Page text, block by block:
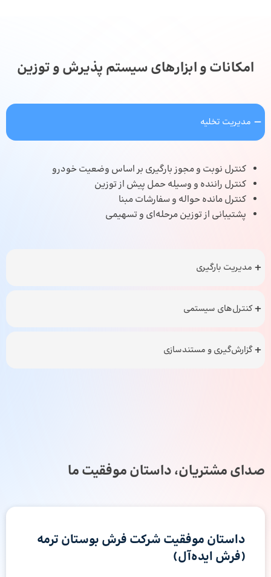
امکانات و ابزارهای سیستم پذیرش و توزین
مدیریت تخلیه
کنترل نوبت و مجوز بارگیری بر اساس وضعیت خودرو
کنترل راننده و وسیله حمل پیش از توزین
کنترل مانده حواله و سفارشات مبنا
پشتیبانی از توزین مرحله‌ای و تسهیمی
مدیریت بارگیری
کنترل‌های سیستمی
گزارش‌گیری و مستندسازی
صدای مشتریان، داستان موفقیت ما
داستان موفقیت شرکت فرش بوستان ترمه
(فرش ایده‌آل)